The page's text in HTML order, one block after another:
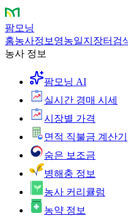
팜모닝
홈농사정보 영농일지 장터 검
농사 정보
팜모닝 AI
실시간 경매 시세
시장별 가격
면적 직불금 계산기
숨은 보조금
병해충 정보
농사 커리큘럼
농약 정보